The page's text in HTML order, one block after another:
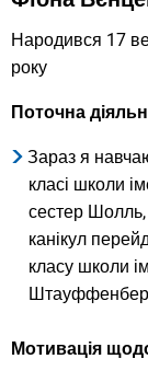
Народився 17
року
Поточна
Зараз я
класі школи
сестер Шолль,
канікул
класу школи
Мотивація